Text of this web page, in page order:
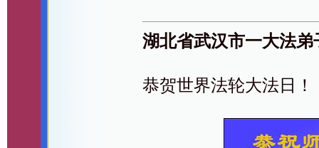
湖北省武汉市一大法
恭贺世界法轮大法日！